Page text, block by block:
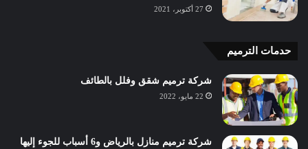
27 أكتوبر، 2021
حدمات الترميم
شركة ترميم شقق وفلل بالطائف
22 مايو، 2022
شركة ترميم منازل بالرياض و6 أسباب للجوء إليها